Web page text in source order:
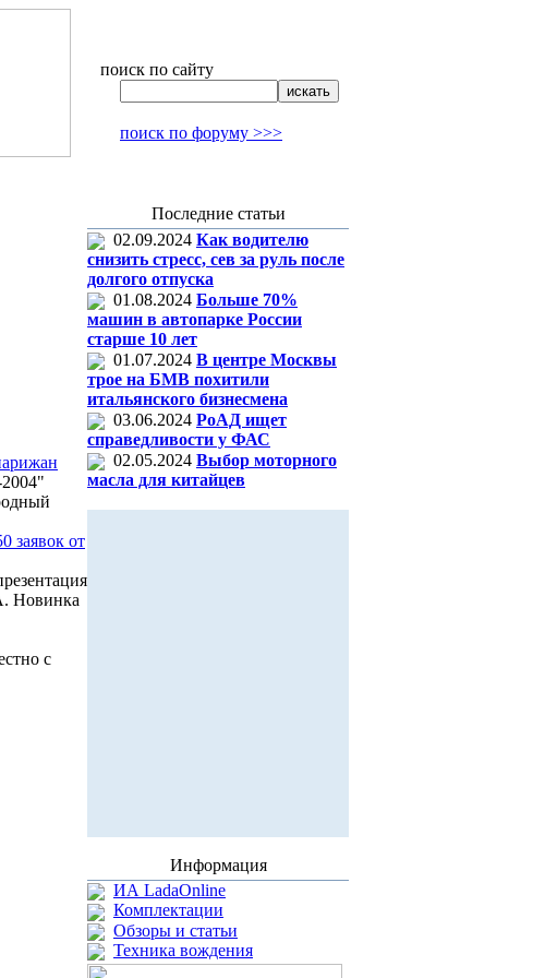
поиск по сайту
поиск по форуму >>>
заявок от
Новинка
с
Последние статьи
02.09.2024 Как водителю
снизить стресс, сев за руль после
долгого отпуска
01.08.2024 Больше 70%
машин в автопарке России
старше 10 лет
01.07.2024 В центре Москвы
трое на БМВ похитили
итальянского бизнесмена
03.06.2024 РоАД ищет
справедливости у ФАС
02.05.2024 Выбор моторного
масла для китайцев
Информация
ИА LadaOnline
Комплектации
Обзоры и статьи
Техника вождения